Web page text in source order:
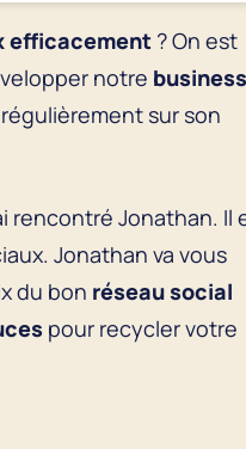
efficacement ? On est
notre business
régulièrement sur son
rencontré Jonathan. Il
Jonathan va vous
du bon réseau social
pour recycler votre